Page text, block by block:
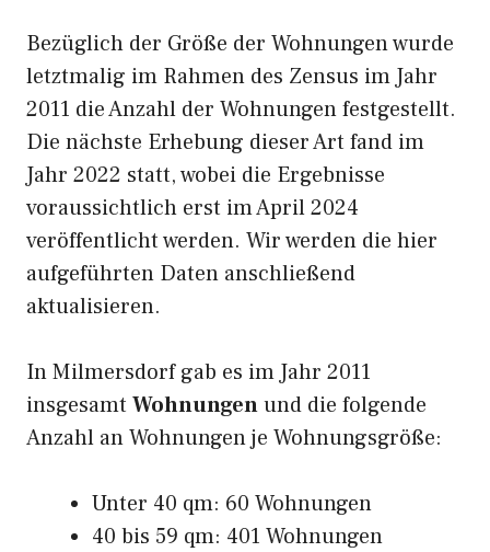
Bezüglich der Größe der Wohnungen wurde
letztmalig im Rahmen des Zensus im Jahr
2011 die Anzahl der Wohnungen festgestellt.
Die nächste Erhebung dieser Art fand im
Jahr 2022 statt, wobei die Ergebnisse
voraussichtlich erst im April 2024
veröffentlicht werden. Wir werden die hier
aufgeführten Daten anschließend
aktualisieren.
In Milmersdorf gab es im Jahr 2011
insgesamt Wohnungenund die folgende
Anzahl an Wohnungen je Wohnungsgröße:
Unter 40 qm: 60 Wohnungen
40 bis 59 qm: 401 Wohnungen